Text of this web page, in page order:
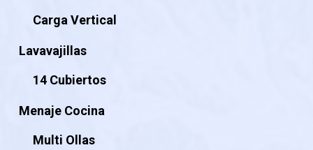
Carga Vertical
Lavavajillas
14 Cubiertos
Menaje Cocina
Multi Ollas